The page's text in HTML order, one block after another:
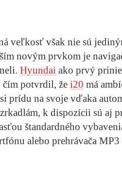
veľkosť však nie sú
novým prvkom je
Hyundai ako prvý
čím potvrdil, že i20 má
prídu na svoje vďaka
k dispozícii sú aj
štandardného
alebo prehrávača